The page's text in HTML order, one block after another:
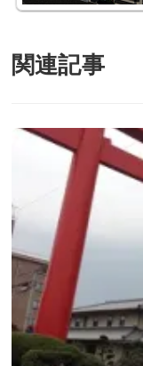
関連記事